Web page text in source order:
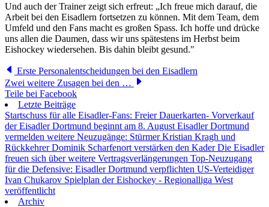
Und auch der Trainer zeigt sich erfreut: „Ich freue mich darauf, die
Arbeit bei den Eisadlern fortsetzen zu können. Mit dem Team, dem
Umfeld und den Fans macht es großen Spass. Ich hoffe und drücke
uns allen die Daumen, dass wir uns spätestens im Herbst beim
Eishockey wiedersehen. Bis dahin bleibt gesund."
Erste Personalentscheidungen bei den Eisadlern
Zwei weitere Zusagen bei den …
Teile bei Facebook
Letzte Beiträge
Startschuss für alle Eisadler-Fans: Freier Dauerkarten- Vorverkauf
der Eisadler Dortmund beginnt am 8. August Eisadler Dortmund
vermelden weitere Neuzugänge: Stürmer Kristian Kragh und
Rückkehrer Dominik Scharfenort verstärken den KaderDie Eisadler
freuen sich über weitere Vertragsverlängerungen Top-Neuzugang
für die Defensive: Eisadler Dortmund verpflichten US-Verteidiger
Ivan Chukarov Spielplan der Eishockey - Regionalliga West
veröffentlicht
Archiv